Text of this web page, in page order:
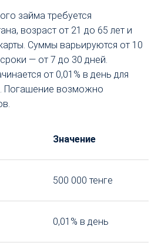
займа требуется
возраст от 21 до 65 лет и
Суммы варьируются от 10
— от 7 до 30 дней.
от 0,01% в день для
Погашение возможно
Значение
500 000 тенге
0,01% в день